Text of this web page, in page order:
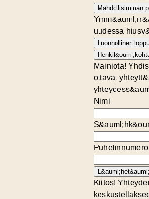
Mahdollisimman
uudessa
Luonnollinen
Mainiota!
ottavat
Nimi
Kiitos!